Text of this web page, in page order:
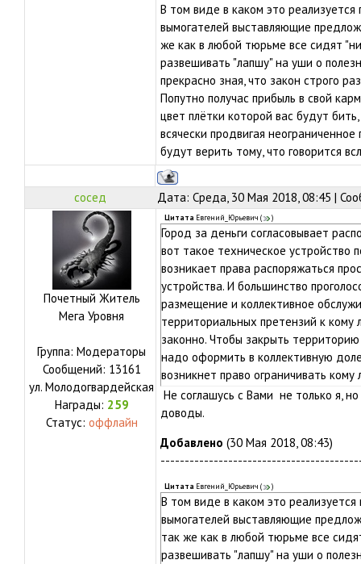
В том виде в каком это
вымогателей выставляющие
же как в любой тюрьме все сидят
развешивать "лапшу" на уши о
прекрасно зная, что закон строго
Попутно получас прибыль в свой
цвет плётки которой вас будут бить,
всячески продвигая
будут верить тому, что говорится
сосед Дата: Среда, 30 Мая 2018, 08:45 |
Почетный Житель
Мега Уровня
Группа: Модераторы
Сообщений: 13161
ул. Молодогвардейская
Награды: 259
Статус: оффлайн
Цитата Евгений_Юрьевич ( )
Город за деньги согласовывает
вот такое техническое устройство
возникает права распоряжаться
устройства. И большинство
размещение и коллективное
территориальных претензий к
законно. Чтобы закрыть
надо оформить в коллективную
возникнет право ограничивать
другие действия и другие деньги.
Не соглашусь с Вами не только я,
доводы.
Добавлено (30 Мая 2018, 08:43)
Цитата Евгений_Юрьевич ( )
В том виде в каком это
вымогателей выставляющие
так же как в любой тюрьме все
развешивать "лапшу" на уши о